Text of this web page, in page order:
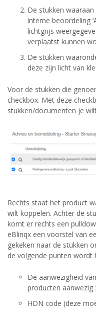
De stukken
interne beoordeling
lichtgrijs
verplaatst kunnen
De stukken
deze zijn licht van
Voor de stukken die
checkbox. Met deze
stukken/documenten je
Rechts staat het product
wilt koppelen. Achter de
komt er rechts een
eBlinqx een voorstel van
gekeken naar de stukken
de volgende punten wordt
De aanwezigheid
producten aanwezig
HDN code (deze